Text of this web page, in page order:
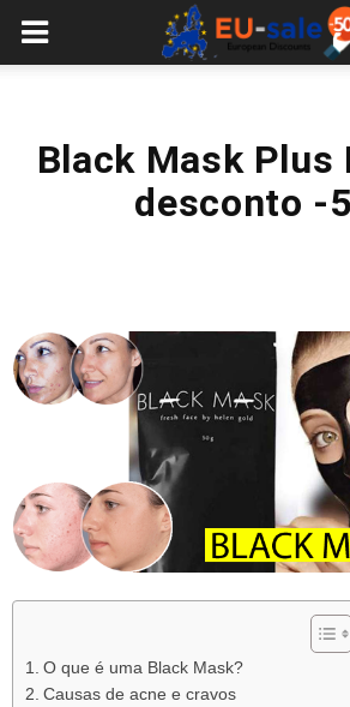
European
Black Mask Plus
desconto -
O que é uma Black Mask?
Causas de acne e cravos